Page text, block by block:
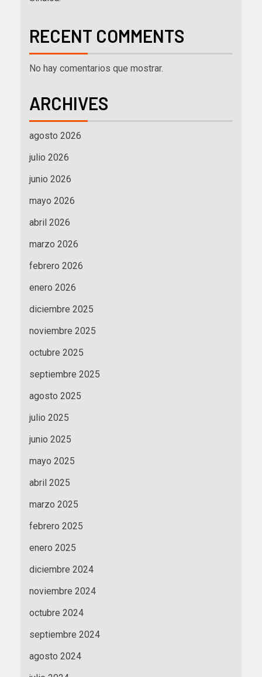
RECENT COMMENTS
No hay comentarios que mostrar.
ARCHIVES
agosto 2026
julio 2026
junio 2026
mayo 2026
abril 2026
marzo 2026
febrero 2026
enero 2026
diciembre 2025
noviembre 2025
octubre 2025
septiembre 2025
agosto 2025
julio 2025
junio 2025
mayo 2025
abril 2025
marzo 2025
febrero 2025
enero 2025
diciembre 2024
noviembre 2024
octubre 2024
septiembre 2024
agosto 2024